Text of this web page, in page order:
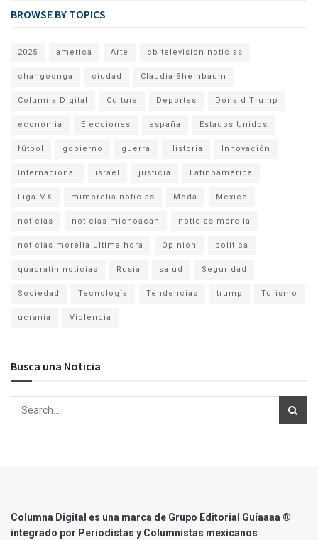
BROWSE BY TOPICS
2025 america Arte cb television noticias
changoonga ciudad Claudia Sheinbaum
Columna Digital Cultura Deportes Donald Trump
economia Elecciones españa Estados Unidos
fútbol gobierno guerra Historia Innovación
Internacional israel justicia Latinoamérica
Liga MX mimorelia noticias Moda México
noticias noticias michoacan noticias morelia
noticias morelia ultima hora Opinion politica
quadratin noticias Rusia salud Seguridad
Sociedad Tecnología Tendencias trump Turismo
ucrania Violencia
Busca una Noticia
Columna Digital es una marca de Grupo Editorial Guíaaaa ®
integrado por Periodistas y Columnistas mexicanos